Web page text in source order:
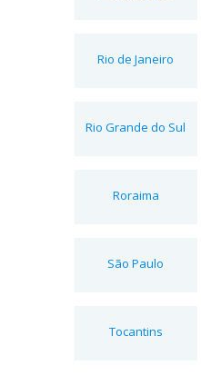
Rio de Janeiro
Rio Grande do Sul
Roraima
São Paulo
Tocantins